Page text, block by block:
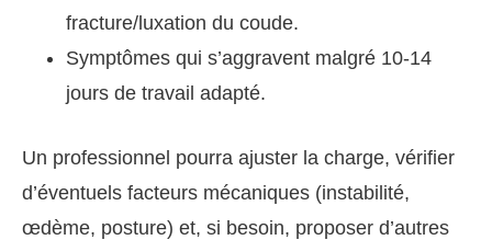
fracture/luxation du coude.
Symptômes qui s’aggravent malgré 10‑14
jours de travail adapté.
Un professionnel pourra ajuster la charge, vérifier
d’éventuels facteurs mécaniques (instabilité,
œdème, posture) et, si besoin, proposer d’autres